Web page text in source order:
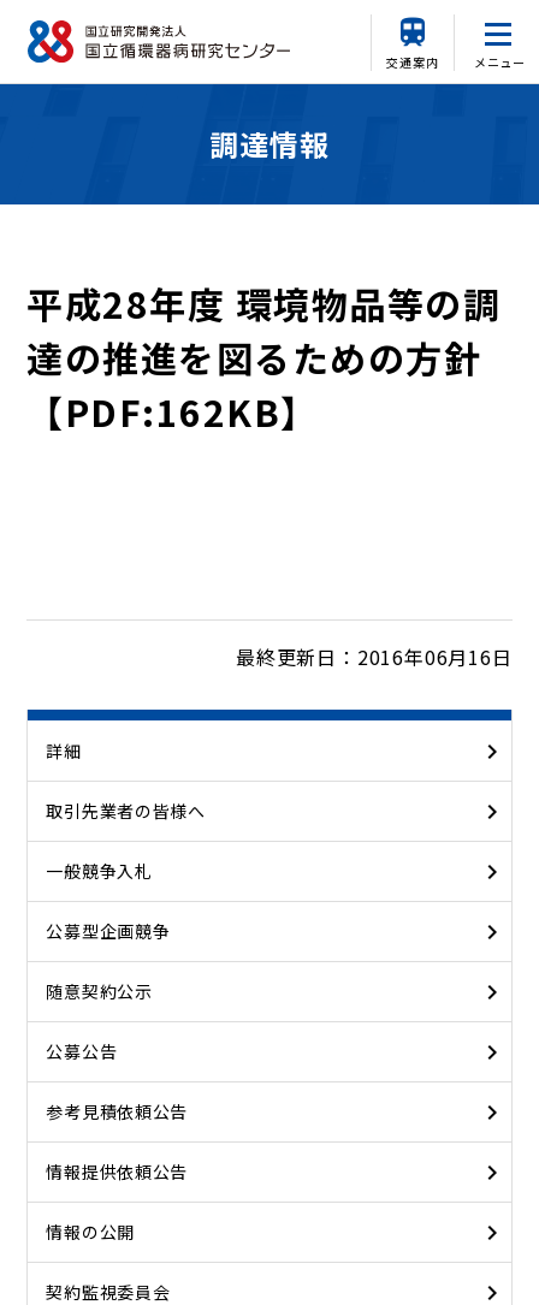
交通案内 メニュー
調達情報
平成28年度 環境物品等の調
達の推進を図るための方針
【PDF:162KB】
最終更新日：2016年06月16日
詳細
取引先業者の皆様へ
一般競争入札
公募型企画競争
随意契約公示
公募公告
参考見積依頼公告
情報提供依頼公告
情報の公開
契約監視委員会